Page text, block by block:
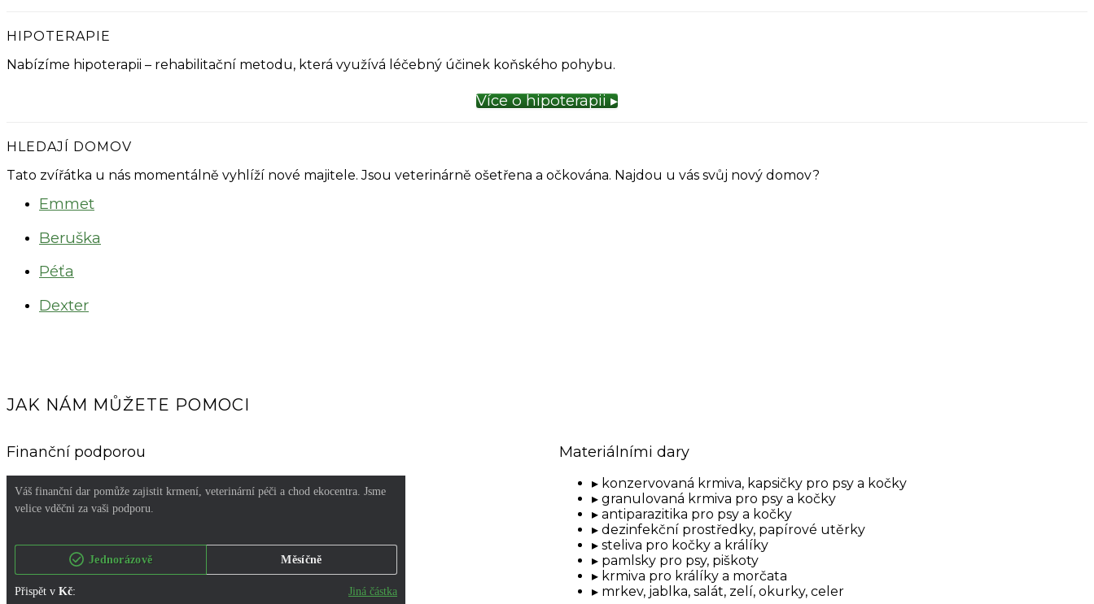
HIPOTERAPIE
Nabízíme hipoterapii – rehabilitační metodu, která využívá léčebný účinek koňského pohybu.
Více o hipoterapii ▸
HLEDAJÍ DOMOV
Tato zvířátka u nás momentálně vyhlíží nové majitele. Jsou veterinárně ošetřena a očkována. Najdou u vás svůj nový domov?
Emmet
Beruška
Péťa
Dexter
JAK NÁM MŮŽETE POMOCI
Finanční podporou Materiálními dary
konzervovaná krmiva, kapsičky pro psy a kočky
granulovaná krmiva pro psy a kočky
antiparazitika pro psy a kočky
dezinfekční prostředky, papírové utěrky
steliva pro kočky a králíky
pamlsky pro psy, piškoty
krmiva pro králíky a morčata
mrkev, jablka, salát, zelí, okurky, celer